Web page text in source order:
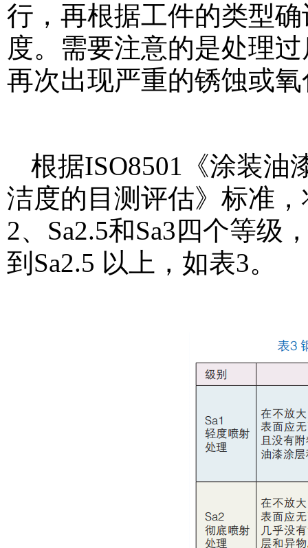
行，再根据工件的类型
度。需要注意的是处理
再次出现严重的锈蚀或
根据ISO8501《涂装油
洁度的目测评估》标准
2、Sa2.5和Sa3四个等级
到Sa2.5 以上，如表3。